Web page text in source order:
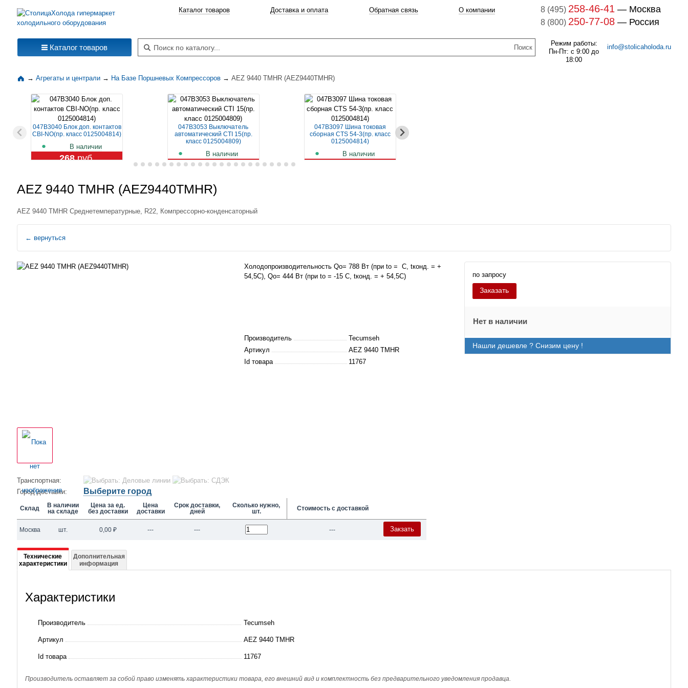
Каталог товаров Доставка и оплата Обратная связь О компании
Поиск по каталогу
8 (495) 258-46-41 — Москва
8 (800) 250-77-08 — Россия
Режим работы:
Пн-Пт: с 9:00 до
18:00
info@stolicaholoda.ru
Каталог товаров
→ Агрегаты и централи → На Базе Поршневых Компрессоров → AEZ 9440 TMHR (AEZ9440TMHR)
047B3040 Блок доп. контактов
CBI-NO(пр. класс 0125004814)
В наличии
268руб.
047B3053 Выключатель
автоматический CTI 15(пр.
класс 0125004809)
В наличии
1 109 руб.
047B3097 Шина токовая
сборная CTS 54-3(пр. класс
0125004814)
В наличии
AEZ 9440 TMHR (AEZ9440TMHR)
AEZ 9440 TMHR Среднетемпературные, R22, Компрессорно-конденсаторный
← вернуться
Холодопроизводительность Qo= 788 Вт (при to = С, tконд. = +
54,5С), Qo= 444 Вт (при to = -15 С, tконд. = + 54,5С)
Производитель
Tecumseh
Артикул
AEZ 9440 TMHR
Id товара
11767
по запросу
Заказать
Нет в наличии
Нашли дешевле ? Снизим цену !
Транспортная:
Город доставки:
Выберите город
Склад
В наличии
на складе
Цена за ед.
без доставки
Цена
доставки
Срок доставки,
дней
Сколько нужно,
шт.
Стоимость с доставкой
Москва шт. 0,00 ₽ --- --- --- Закзать
Подробная
информация
AEZ
TMHR
(AEZ9440TMHR)
Технические
характеристики
Дополнительная
информация
Характеристики
Производитель Tecumseh
Артикул AEZ 9440 TMHR
Id товара 11767
Производитель оставляет за собой право изменять характеристики товара, его внешний вид и комплектность без предварительного уведомления продавца.